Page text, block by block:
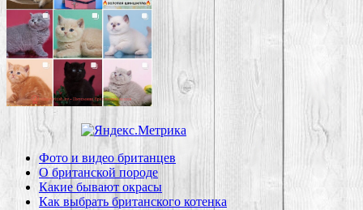
Фото и видео британцев
О британской породе
Какие бывают окрасы
Как выбрать британского котенка